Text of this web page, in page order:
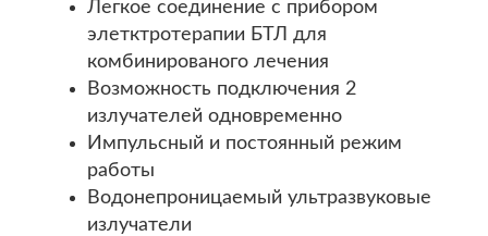
Легкое соединение с прибором
элетктротерапии БТЛ для
комбинированого лечения
Возможность подключения 2
излучателей одновременно
Импульсный и постоянный режим
работы
Водонепроницаемый ультразвуковые
излучатели